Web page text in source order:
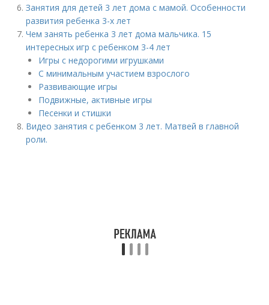
Занятия для детей 3 лет дома с мамой. Особенности
развития ребенка 3-х лет
Чем занять ребенка 3 лет дома мальчика. 15
интересных игр с ребенком 3-4 лет
Игры с недорогими игрушками
С минимальным участием взрослого
Развивающие игры
Подвижные, активные игры
Песенки и стишки
Видео занятия с ребенком 3 лет. Матвей в главной
роли.